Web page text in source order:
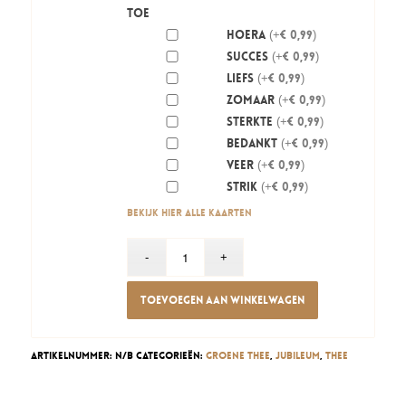
toe
Hoera (+€ 0,99)
Succes (+€ 0,99)
Liefs (+€ 0,99)
Zomaar (+€ 0,99)
Sterkte (+€ 0,99)
Bedankt (+€ 0,99)
Veer (+€ 0,99)
Strik (+€ 0,99)
Bekijk hier alle kaarten
Toevoegen aan winkelwagen
Artikelnummer: N/B Categorieën: Groene thee, Jubileum, Thee